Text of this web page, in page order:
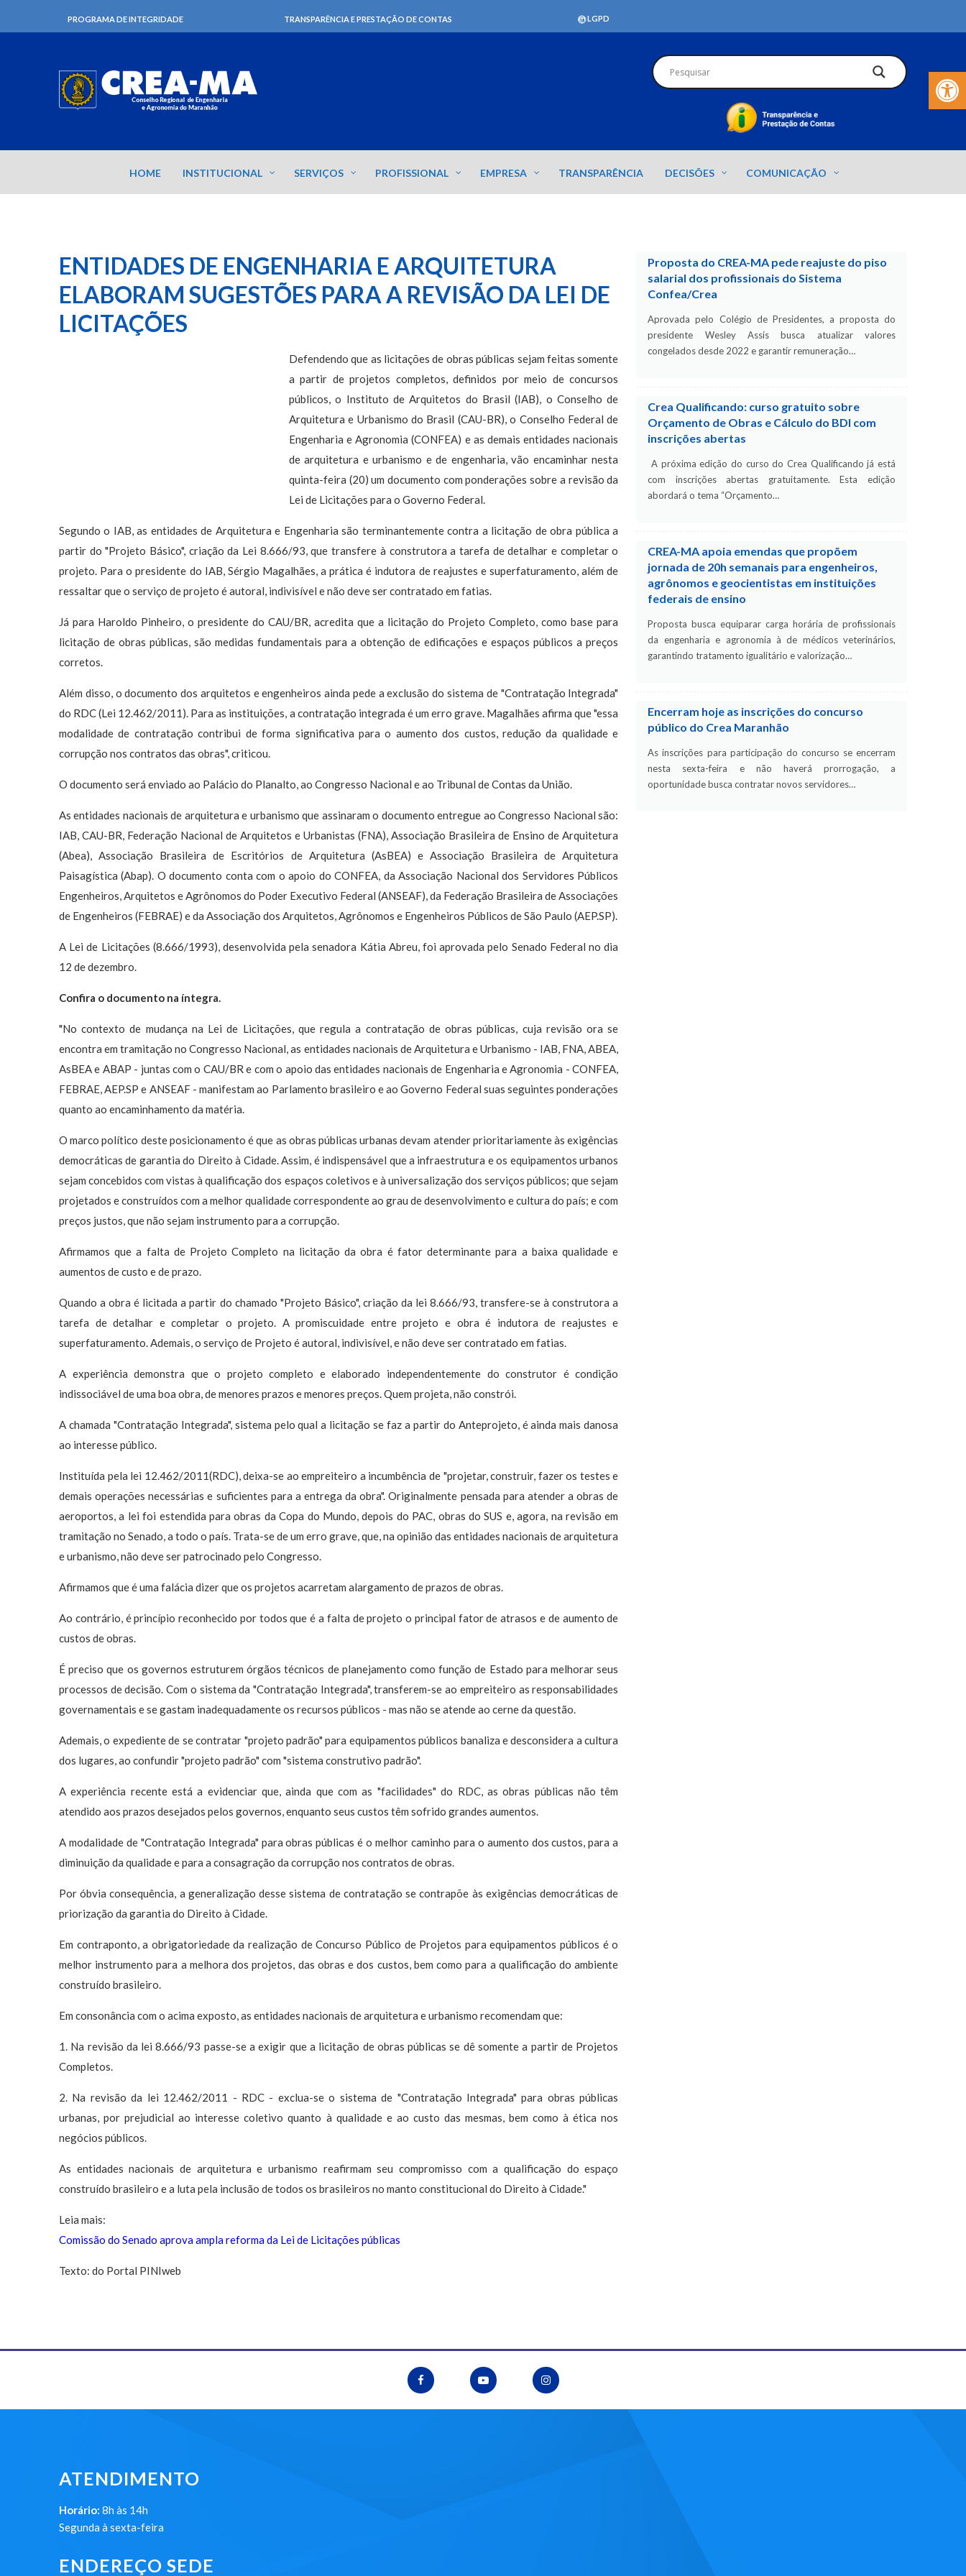
Barra de
PROGRAMA DE INTEGRIDADE TRANSPARÊNCIA E PRESTAÇÃO DE CONTAS LGPD
HOME INSTITUCIONAL SERVIÇOS PROFISSIONAL EMPRESA TRANSPARÊNCIA DECISÕES COMUNICAÇÃO
ENTIDADES DE ENGENHARIA E ARQUITETURA
ELABORAM SUGESTÕES PARA A REVISÃO DA LEI DE
LICITAÇÕES
Defendendo que as licitações de obras públicas sejam feitas somente
a partir de projetos completos, definidos por meio de concursos
públicos, o Instituto de Arquitetos do Brasil (IAB), o Conselho de
Arquitetura e Urbanismo do Brasil (CAU-BR), o Conselho Federal de
Engenharia e Agronomia (CONFEA) e as demais entidades nacionais
de arquitetura e urbanismo e de engenharia, vão encaminhar nesta
quinta-feira (20) um documento com ponderações sobre a revisão da
Lei de Licitações para o Governo Federal.
Segundo o IAB, as entidades de Arquitetura e Engenharia são terminantemente contra a licitação de obra pública a
partir do "Projeto Básico", criação da Lei 8.666/93, que transfere à construtora a tarefa de detalhar e completar o
projeto. Para o presidente do IAB, Sérgio Magalhães, a prática é indutora de reajustes e superfaturamento, além de
ressaltar que o serviço de projeto é autoral, indivisível e não deve ser contratado em fatias.
Já para Haroldo Pinheiro, o presidente do CAU/BR, acredita que a licitação do Projeto Completo, como base para
licitação de obras públicas, são medidas fundamentais para a obtenção de edificações e espaços públicos a preços
corretos.
Além disso, o documento dos arquitetos e engenheiros ainda pede a exclusão do sistema de "Contratação Integrada"
do RDC (Lei 12.462/2011). Para as instituições, a contratação integrada é um erro grave. Magalhães afirma que "essa
modalidade de contratação contribui de forma significativa para o aumento dos custos, redução da qualidade e
corrupção nos contratos das obras", criticou.
O documento será enviado ao Palácio do Planalto, ao Congresso Nacional e ao Tribunal de Contas da União.
As entidades nacionais de arquitetura e urbanismo que assinaram o documento entregue ao Congresso Nacional são:
IAB, CAU-BR, Federação Nacional de Arquitetos e Urbanistas (FNA), Associação Brasileira de Ensino de Arquitetura
(Abea), Associação Brasileira de Escritórios de Arquitetura (AsBEA) e Associação Brasileira de Arquitetura
Paisagística (Abap). O documento conta com o apoio do CONFEA, da Associação Nacional dos Servidores Públicos
Engenheiros, Arquitetos e Agrônomos do Poder Executivo Federal (ANSEAF), da Federação Brasileira de Associações
de Engenheiros (FEBRAE) e da Associação dos Arquitetos, Agrônomos e Engenheiros Públicos de São Paulo (AEP.SP).
A Lei de Licitações (8.666/1993), desenvolvida pela senadora Kátia Abreu, foi aprovada pelo Senado Federal no dia
12 de dezembro.
Confira o documento na íntegra.
"No contexto de mudança na Lei de Licitações, que regula a contratação de obras públicas, cuja revisão ora se
encontra em tramitação no Congresso Nacional, as entidades nacionais de Arquitetura e Urbanismo - IAB, FNA, ABEA,
AsBEA e ABAP - juntas com o CAU/BR e com o apoio das entidades nacionais de Engenharia e Agronomia - CONFEA,
FEBRAE, AEP.SP e ANSEAF - manifestam ao Parlamento brasileiro e ao Governo Federal suas seguintes ponderações
quanto ao encaminhamento da matéria.
O marco político deste posicionamento é que as obras públicas urbanas devam atender prioritariamente às exigências
democráticas de garantia do Direito à Cidade. Assim, é indispensável que a infraestrutura e os equipamentos urbanos
sejam concebidos com vistas à qualificação dos espaços coletivos e à universalização dos serviços públicos; que sejam
projetados e construídos com a melhor qualidade correspondente ao grau de desenvolvimento e cultura do país; e com
preços justos, que não sejam instrumento para a corrupção.
Afirmamos que a falta de Projeto Completo na licitação da obra é fator determinante para a baixa qualidade e
aumentos de custo e de prazo.
Quando a obra é licitada a partir do chamado "Projeto Básico", criação da lei 8.666/93, transfere-se à construtora a
tarefa de detalhar e completar o projeto. A promiscuidade entre projeto e obra é indutora de reajustes e
superfaturamento. Ademais, o serviço de Projeto é autoral, indivisível, e não deve ser contratado em fatias.
A experiência demonstra que o projeto completo e elaborado independentemente do construtor é condição
indissociável de uma boa obra, de menores prazos e menores preços. Quem projeta, não constrói.
A chamada "Contratação Integrada", sistema pelo qual a licitação se faz a partir do Anteprojeto, é ainda mais danosa
ao interesse público.
Instituída pela lei 12.462/2011(RDC), deixa-se ao empreiteiro a incumbência de "projetar, construir, fazer os testes e
demais operações necessárias e suficientes para a entrega da obra". Originalmente pensada para atender a obras de
aeroportos, a lei foi estendida para obras da Copa do Mundo, depois do PAC, obras do SUS e, agora, na revisão em
tramitação no Senado, a todo o país. Trata-se de um erro grave, que, na opinião das entidades nacionais de arquitetura
e urbanismo, não deve ser patrocinado pelo Congresso.
Afirmamos que é uma falácia dizer que os projetos acarretam alargamento de prazos de obras.
Ao contrário, é princípio reconhecido por todos que é a falta de projeto o principal fator de atrasos e de aumento de
custos de obras.
É preciso que os governos estruturem órgãos técnicos de planejamento como função de Estado para melhorar seus
processos de decisão. Com o sistema da "Contratação Integrada", transferem-se ao empreiteiro as responsabilidades
governamentais e se gastam inadequadamente os recursos públicos - mas não se atende ao cerne da questão.
Ademais, o expediente de se contratar "projeto padrão" para equipamentos públicos banaliza e desconsidera a cultura
dos lugares, ao confundir "projeto padrão" com "sistema construtivo padrão".
A experiência recente está a evidenciar que, ainda que com as "facilidades" do RDC, as obras públicas não têm
atendido aos prazos desejados pelos governos, enquanto seus custos têm sofrido grandes aumentos.
A modalidade de "Contratação Integrada" para obras públicas é o melhor caminho para o aumento dos custos, para a
diminuição da qualidade e para a consagração da corrupção nos contratos de obras.
Por óbvia consequência, a generalização desse sistema de contratação se contrapõe às exigências democráticas de
priorização da garantia do Direito à Cidade.
Em contraponto, a obrigatoriedade da realização de Concurso Público de Projetos para equipamentos públicos é o
melhor instrumento para a melhora dos projetos, das obras e dos custos, bem como para a qualificação do ambiente
construído brasileiro.
Em consonância com o acima exposto, as entidades nacionais de arquitetura e urbanismo recomendam que:
1. Na revisão da lei 8.666/93 passe-se a exigir que a licitação de obras públicas se dê somente a partir de Projetos
Completos.
2. Na revisão da lei 12.462/2011 - RDC - exclua-se o sistema de "Contratação Integrada" para obras públicas
urbanas, por prejudicial ao interesse coletivo quanto à qualidade e ao custo das mesmas, bem como à ética nos
negócios públicos.
As entidades nacionais de arquitetura e urbanismo reafirmam seu compromisso com a qualificação do espaço
construído brasileiro e a luta pela inclusão de todos os brasileiros no manto constitucional do Direito à Cidade."
Leia mais:
Comissão do Senado aprova ampla reforma da Lei de Licitações públicas
Texto: do Portal PINIweb
Proposta do CREA-MA pede reajuste do piso
salarial dos profissionais do Sistema
Confea/Crea
Aprovada pelo Colégio de Presidentes, a proposta do
presidente Wesley Assis busca atualizar valores
congelados desde 2022 e garantir remuneração…
Crea Qualificando: curso gratuito sobre
Orçamento de Obras e Cálculo do BDI com
inscrições abertas
A próxima edição do curso do Crea Qualificando já está
com inscrições abertas gratuitamente. Esta edição
abordará o tema “Orçamento…
CREA-MA apoia emendas que propõem
jornada de 20h semanais para engenheiros,
agrônomos e geocientistas em instituições
federais de ensino
Proposta busca equiparar carga horária de profissionais
da engenharia e agronomia à de médicos veterinários,
garantindo tratamento igualitário e valorização…
Encerram hoje as inscrições do concurso
público do Crea Maranhão
As inscrições para participação do concurso se encerram
nesta sexta-feira e não haverá prorrogação, a
oportunidade busca contratar novos servidores…
ATENDIMENTO
Horário: 8h às 14h
Segunda à sexta-feira
ENDEREÇO SEDE